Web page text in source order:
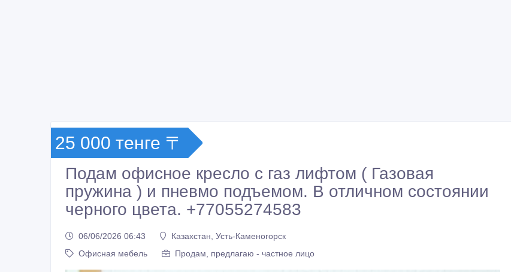
25 000 тенге 〒
Подам офисное кресло с газ лифтом ( Газовая
пружина ) и пневмо подъемом. В отличном состоянии
черного цвета. +77055274583
06/06/2026 06:43
Казахстан, Усть-Каменогорск
Офисная мебель
Продам, предлагаю - частное лицо